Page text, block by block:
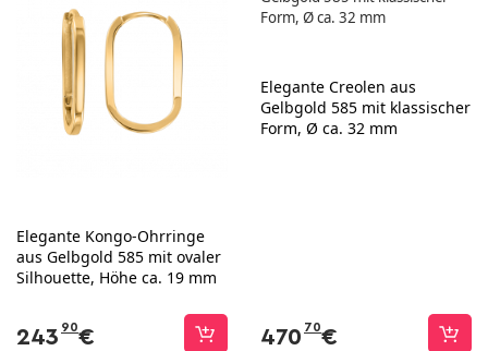
Elegante Kongo-Ohrringe
aus Gelbgold 585 mit ovaler
Silhouette, Höhe ca. 19 mm
243 90€
Elegante Creolen aus
Gelbgold 585 mit klassischer
Form, Ø ca. 32 mm
470 70€